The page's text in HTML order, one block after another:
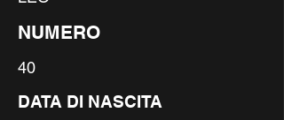
NUMERO
40
DATA DI NASCITA